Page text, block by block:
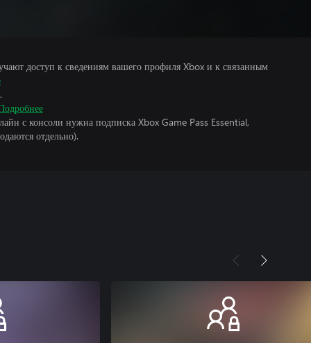
доступ к сведениям вашего профиля Xbox и к связанным
с консоли нужна подписка Xbox Game Pass Essential,
отдельно).